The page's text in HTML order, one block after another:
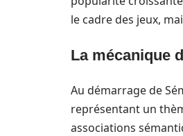
le cadre des jeux,
La mécanique
Au démarrage de
représentant un
associations